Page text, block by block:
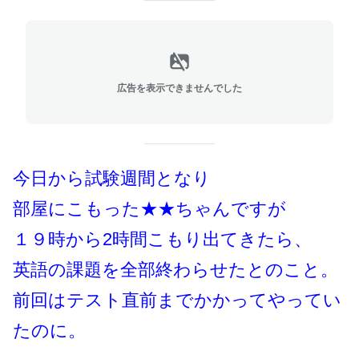
広告を表示できませんでした
今日から試験週間となり
部屋にこもった★★ちゃんですが
１９時から2時間こもり出てきたら、
英語の課題を全部終わらせたとのこと。
前回はテスト直前までかかってやってい
たのに。